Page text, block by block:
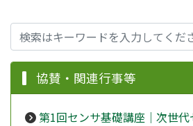
協賛・関連行事等
第1回センサ基礎講座｜次世